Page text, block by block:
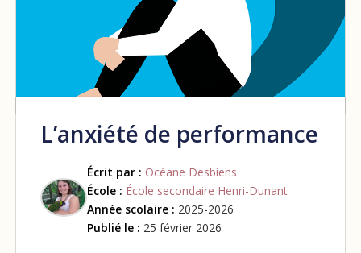
L’anxiété de performance
Écrit par : Océane Desbiens
École : École secondaire Henri-Dunant
Année scolaire : 2025-2026
Publié le : 25 février 2026